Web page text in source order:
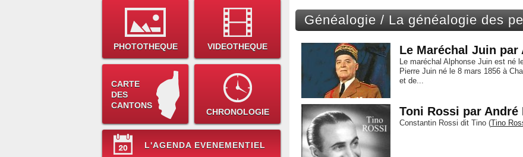
PHOTOTHEQUE VIDEOTHEQUE
CARTE
DES
CANTONS
CHRONOLOGIE
L'AGENDA EVENEMENTIEL
Généalogie / La généalogie des
Le Maréchal Juin par
Le maréchal Alphonse Juin est né
Pierre Juin né le 8 mars 1856 à
et de...
Toni Rossi par André
Constantin Rossi dit Tino (Tino